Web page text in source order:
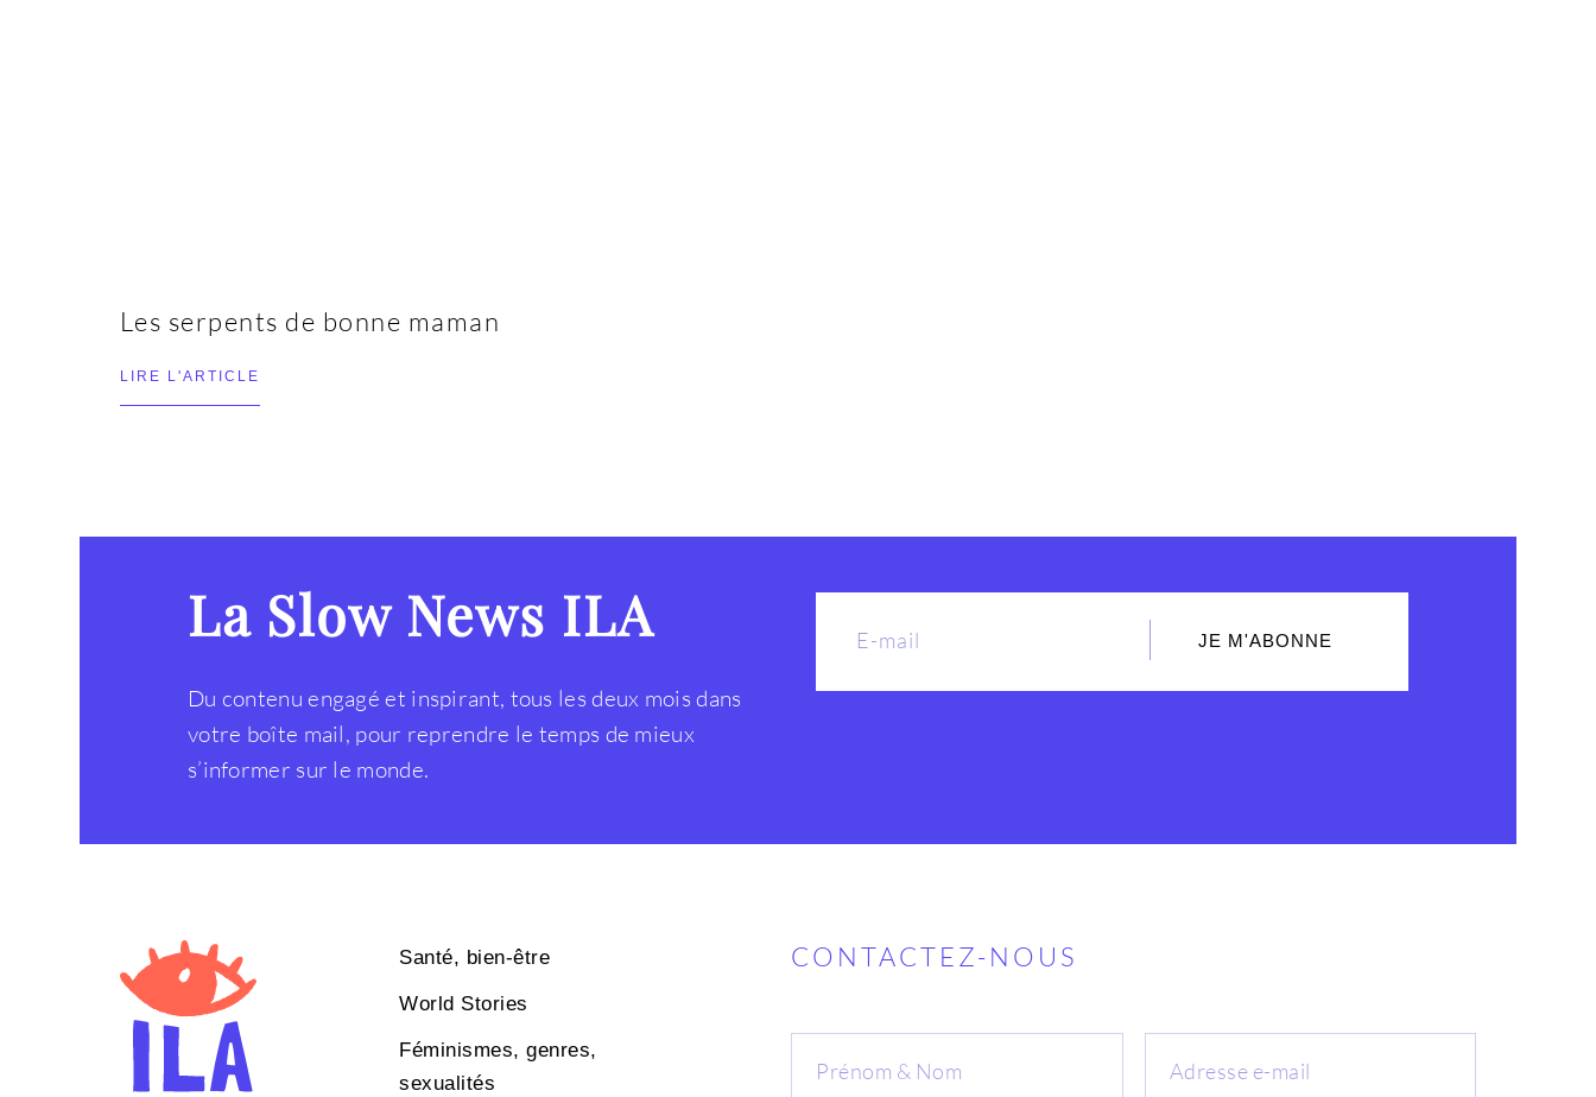
Les serpents de bonne maman
LIRE L'ARTICLE
La Slow News ILA
Du contenu engagé et inspirant, tous les deux mois dans
votre boîte mail, pour reprendre le temps de mieux
s’informer sur le monde.
JE M'ABONNE
Santé, bien-être
World Stories
Féminismes, genres,
sexualités
CONTACTEZ-NOUS